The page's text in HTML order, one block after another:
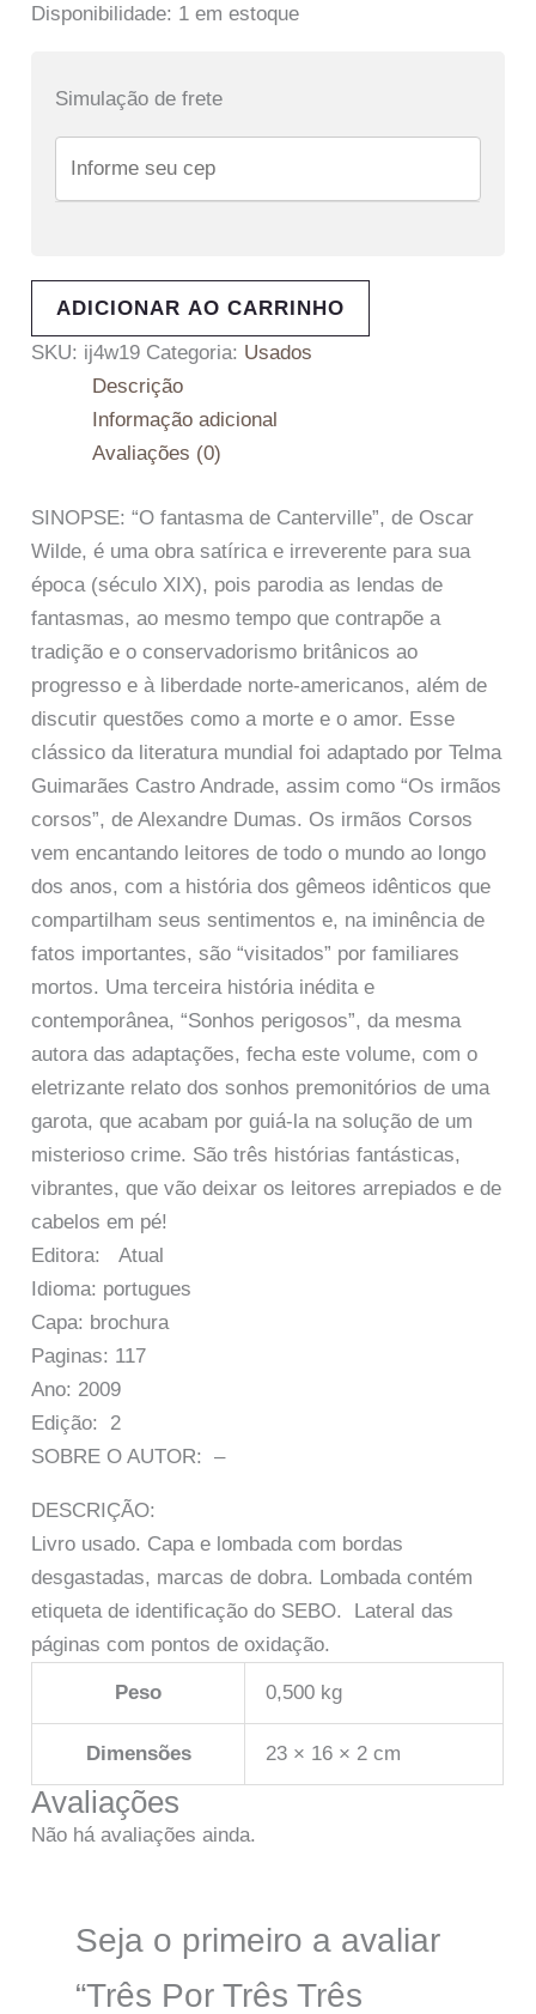
Disponibilidade: 1 em estoque
Simulação de frete
ADICIONAR AO CARRINHO
SKU: ij4w19 Categoria: Usados
Descrição
Informação adicional
Avaliações (0)
SINOPSE: “O fantasma de Canterville”, de Oscar
Wilde, é uma obra satírica e irreverente para sua
época (século XIX), pois parodia as lendas de
fantasmas, ao mesmo tempo que contrapõe a
tradição e o conservadorismo britânicos ao
progresso e à liberdade norte-americanos, além de
discutir questões como a morte e o amor. Esse
clássico da literatura mundial foi adaptado por Telma
Guimarães Castro Andrade, assim como “Os irmãos
corsos”, de Alexandre Dumas. Os irmãos Corsos
vem encantando leitores de todo o mundo ao longo
dos anos, com a história dos gêmeos idênticos que
compartilham seus sentimentos e, na iminência de
fatos importantes, são “visitados” por familiares
mortos. Uma terceira história inédita e
contemporânea, “Sonhos perigosos”, da mesma
autora das adaptações, fecha este volume, com o
eletrizante relato dos sonhos premonitórios de uma
garota, que acabam por guiá-la na solução de um
misterioso crime. São três histórias fantásticas,
vibrantes, que vão deixar os leitores arrepiados e de
cabelos em pé!
Editora: Atual
Idioma: portugues
Capa: brochura
Paginas: 117
Ano: 2009
Edição: 2
SOBRE O AUTOR: –
DESCRIÇÃO:
Livro usado. Capa e lombada com bordas
desgastadas, marcas de dobra. Lombada contém
etiqueta de identificação do SEBO. Lateral das
páginas com pontos de oxidação.
Peso 0,500 kg
Dimensões 23 × 16 × 2 cm
Avaliações
Não há avaliações ainda.
Seja o primeiro a avaliar
“Três Por Três Três